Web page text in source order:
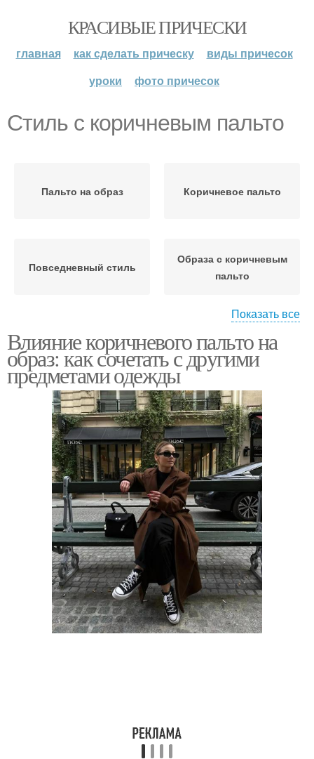
КРАСИВЫЕ ПРИЧЕСКИ
главная как сделать прическу
виды причесок
уроки
фото причесок
Стиль с коричневым пальто
Пальто на образ Коричневое пальто
Повседневный стиль
Образа с коричневым
пальто
Деловой стиль Пальто с джинсами
Показать все
Влияние коричневого пальто на
образ: как сочетать с другими
предметами одежды